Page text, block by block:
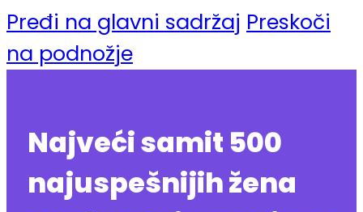
Pređi na glavni sadržaj Preskoči
na podnožje
Najveći samit 500
najuspešnijih žena